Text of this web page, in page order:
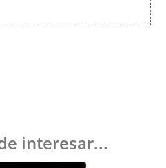
interesar...